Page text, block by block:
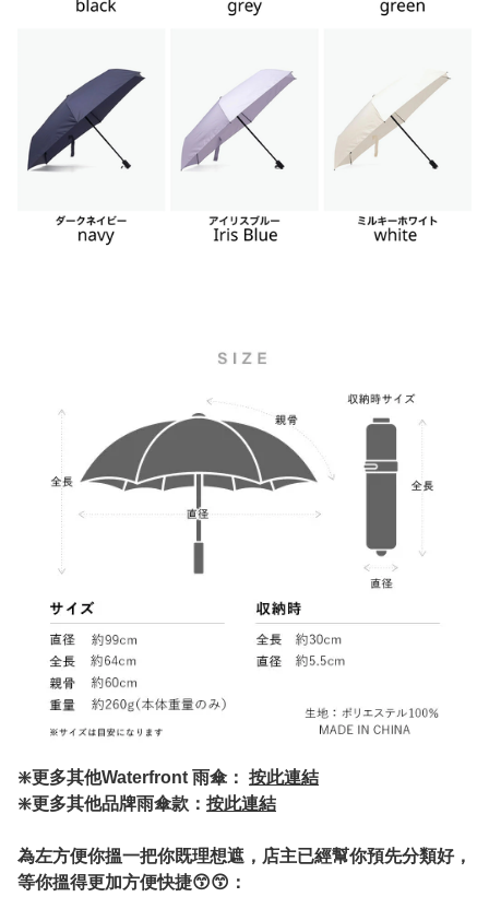
❇️更多其他Waterfront 雨傘： 按此連結
❇️更多其他品牌雨傘款： 按此連結
為左方便你搵一把你既理想遮，店主已經幫你預先分類好，
等你搵得更加方便快捷😙😙：